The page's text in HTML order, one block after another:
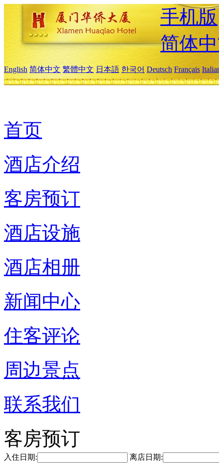
手机版
简体
English 简体中文 繁體中文 日本語 한국어 Deutsch Français
首页
酒店介绍
客房预订
酒店设施
酒店相册
新闻中心
住客评论
周边景点
联系我们
客房预订
入住日期: 离店日期: